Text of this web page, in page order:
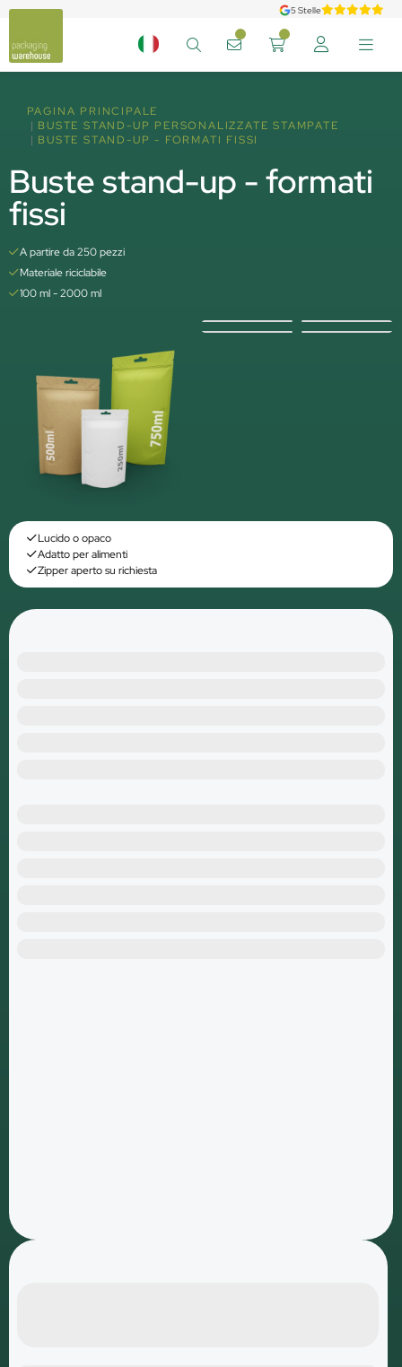
5 Stelle
PAGINA PRINCIPALE
BUSTE STAND-UP PERSONALIZZATE STAMPATE
BUSTE STAND-UP - FORMATI FISSI
Buste stand-up - formati
fissi
A partire da 250 pezzi
Materiale riciclabile
100 ml - 2000 ml
Lucido o opaco
Adatto per alimenti
Zipper aperto su richiesta